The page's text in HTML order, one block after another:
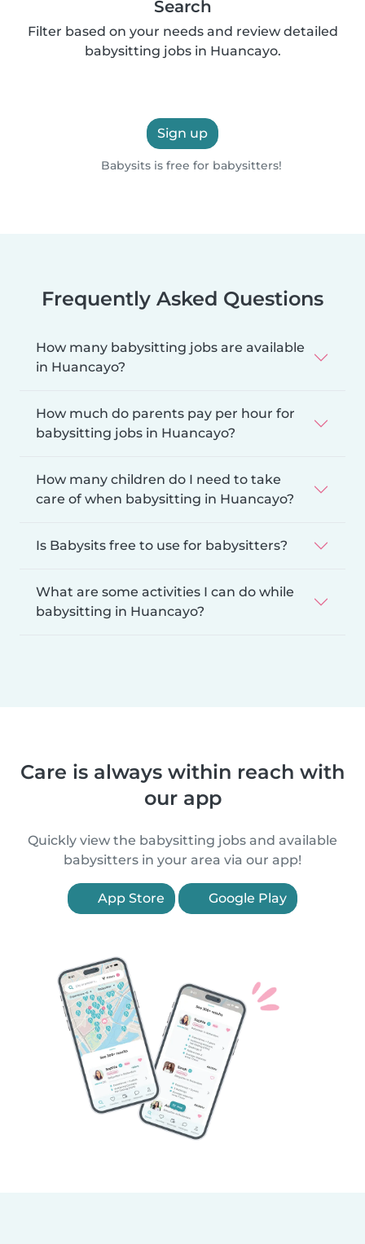
Search
Filter based on your needs and review detailed
babysitting jobs in Huancayo.
Sign up
Babysits is free for babysitters!
Frequently Asked Questions
How many babysitting jobs are available
in Huancayo?
How much do parents pay per hour for
babysitting jobs in Huancayo?
How many children do I need to take
care of when babysitting in Huancayo?
Is Babysits free to use for babysitters?
What are some activities I can do while
babysitting in Huancayo?
Care is always within reach with
our app
Quickly view the babysitting jobs and available
babysitters in your area via our app!
App Store Google Play